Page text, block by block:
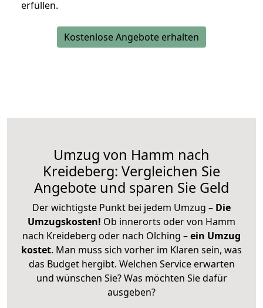
erfüllen.
Kostenlose Angebote erhalten
Umzug von Hamm nach
Kreideberg: Vergleichen Sie
Angebote und sparen Sie Geld
Der wichtigste Punkt bei jedem Umzug – Die
Umzugskosten! Ob innerorts oder von Hamm
nach Kreideberg oder nach Olching –ein Umzug
kostet. Man muss sich vorher im Klaren sein, was
das Budget hergibt. Welchen Service erwarten
und wünschen Sie? Was möchten Sie dafür
ausgeben?